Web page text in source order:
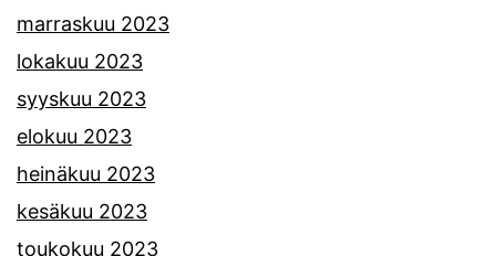
marraskuu 2023
lokakuu 2023
syyskuu 2023
elokuu 2023
heinäkuu 2023
kesäkuu 2023
toukokuu 2023